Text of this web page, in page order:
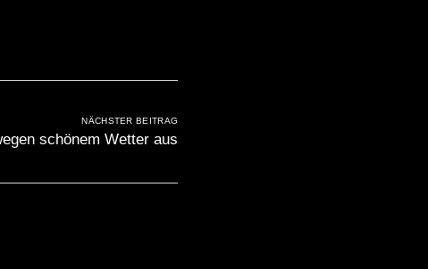
NÄCHSTER BEITRAG
schönem Wetter aus